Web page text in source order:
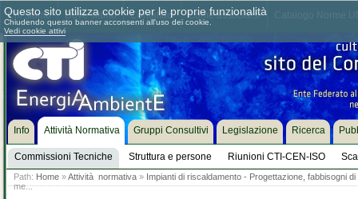
Chi siamo Dove siamo Contattaci Come associarsi
Info Attività Normativa
Commissioni Tecniche Struttura e persone Riunioni CTI-CEN-ISO
Gruppi Consultivi Legislazione Ricerca
Path: Home »Attività normativa » Impianti di riscaldamento - Progettazione, fabbisogni
me...
Questo sito utilizza cookie per le proprie funzionalità
Chiudendo questo banner acconsenti all'uso dei cookie.
Vedi cookie attivi